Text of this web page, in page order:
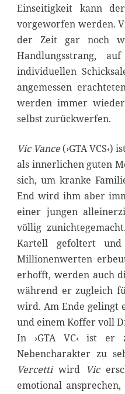
Einseitigkeit kann
vorgeworfen werden.
der Zeit gar noch
Handlungsstrang,
individuellen
angemessen
werden immer
selbst zurückwerfen.
Vic Vance(›GTA
als innerlichen guten
sich, um kranke
End wird ihm aber
einer jungen
völlig
Kartell gefoltert
Millionenwerten
erhofft, werden auch
während er zugleich
wird. Am Ende gelingt
und einem Koffer voll
In ›GTA VC‹ ist er
Nebencharakter zu
Vercetti wird Vic
emotional